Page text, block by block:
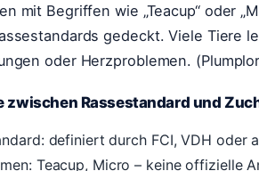
mit Begriffen wie „Teacup“ oder
gedeckt. Viele Tiere
oder Herzproblemen.
zwischen Rassestandard und
definiert durch FCI, VDH oder
Teacup, Micro – keine offizielle